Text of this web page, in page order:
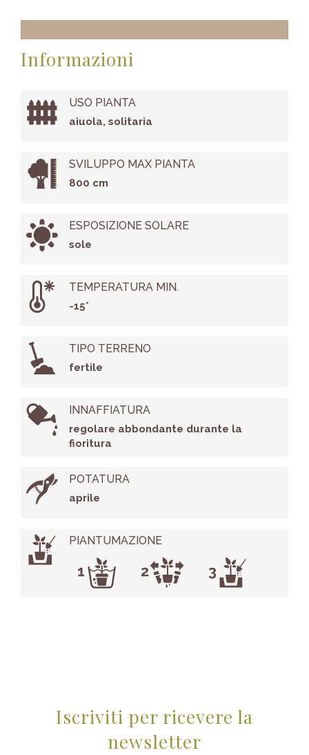
Informazioni
USO PIANTA
aiuola, solitaria
SVILUPPO MAX PIANTA
800 cm
ESPOSIZIONE SOLARE
sole
TEMPERATURA MIN.
-15°
TIPO TERRENO
fertile
INNAFFIATURA
regolare abbondante durante la
fioritura
POTATURA
aprile
PIANTUMAZIONE
Iscriviti per ricevere la
newsletter